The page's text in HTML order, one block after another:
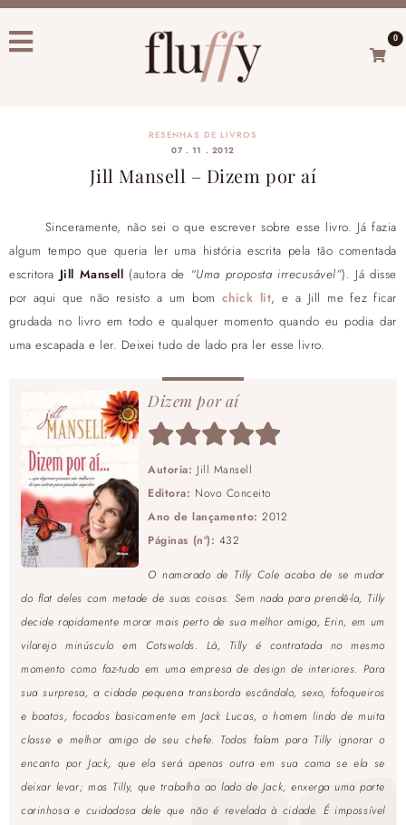
0
RESENHAS DE LIVROS
07 . 11 . 2012
Jill Mansell – Dizem por aí
Sinceramente, não sei o que escrever sobre esse livro. Já fazia
algum tempo que queria ler uma história escrita pela tão comentada
escritora Jill Mansell (autora de “Uma proposta irrecusável”). Já disse
por aqui que não resisto a um bom chick lit, e a Jill me fez ficar
grudada no livro em todo e qualquer momento quando eu podia dar
uma escapada e ler. Deixei tudo de lado pra ler esse livro.
Dizem por aí
Autoria: Jill Mansell
Editora: Novo Conceito
Ano de lançamento: 2012
Páginas (nº): 432
O namorado de Tilly Cole acaba de se mudar
do flat deles com metade de suas coisas. Sem nada para prendê-la, Tilly
decide rapidamente morar mais perto de sua melhor amiga, Erin, em um
vilarejo minúsculo em Cotswolds. Lá, Tilly é contratada no mesmo
momento como faz-tudo em uma empresa de design de interiores. Para
sua surpresa, a cidade pequena transborda escândalo, sexo, fofoqueiros
e boatos, focados basicamente em Jack Lucas, o homem lindo de muita
classe e melhor amigo de seu chefe. Todos falam para Tilly ignorar o
encanto por Jack, que ela será apenas outra em sua cama se ela se
deixar levar; mas Tilly, que trabalha ao lado de Jack, enxerga uma parte
carinhosa e cuidadosa dele que não é revelada à cidade. É impossível